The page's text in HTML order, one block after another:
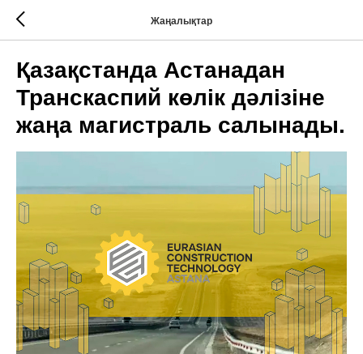
Жаңалықтар
Қазақстанда Астанадан
Транскаспий көлік дәлізіне
жаңа магистраль салынады.